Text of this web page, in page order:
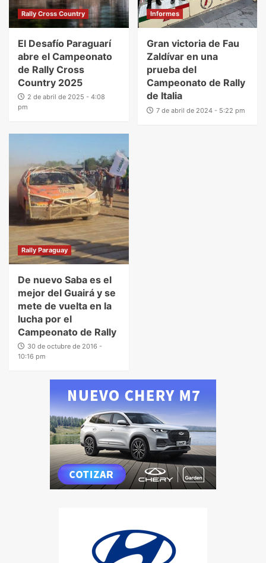
Rally Cross Country
El Desafío Paraguarí
abre el Campeonato
de Rally Cross
Country 2025
2 de abril de 2025 - 4:08
pm
Informes
Gran victoria de Fau
Zaldívar en una
prueba del
Campeonato de Rally
de Italia
7 de abril de 2024 - 5:22 pm
Rally Paraguay
De nuevo Saba es el
mejor del Guairá y se
mete de vuelta en la
lucha por el
Campeonato de Rally
30 de octubre de 2016 -
10:16 pm